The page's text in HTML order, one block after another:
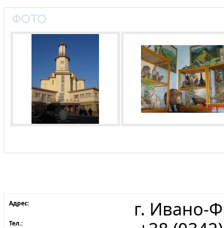
Адрес: г. Ивано-
Тел.: